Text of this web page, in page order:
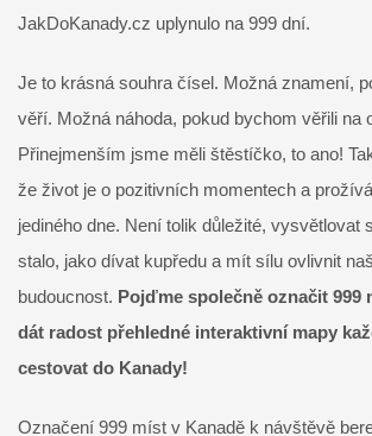
JakDoKanady.cz uplynulo na 999 dní.
Je to krásná souhra čísel. Možná znamení,
věří. Možná náhoda, pokud bychom věřili na
Přinejmenším jsme měli štěstíčko, to ano!
že život je o pozitivních momentech a
jediného dne. Není tolik důležité, vysvětlovat
stalo, jako dívat kupředu a mít sílu ovlivnit
budoucnost. Pojďme společně označit 999
dát radost přehledné interaktivní mapy
cestovat do Kanady!
Označení 999 míst v Kanadě k návštěvě